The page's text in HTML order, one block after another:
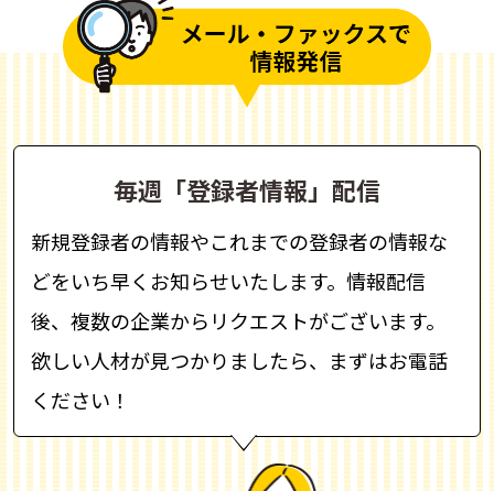
毎週「登録者情報」配信
新規登録者の情報やこれまでの登録者の情報な
どをいち早くお知らせいたします。情報配信
後、複数の企業からリクエストがございます。
欲しい人材が見つかりましたら、まずはお電話
ください！